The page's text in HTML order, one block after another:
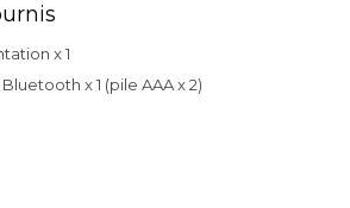
x 1
x 1 (pile AAA x 2)